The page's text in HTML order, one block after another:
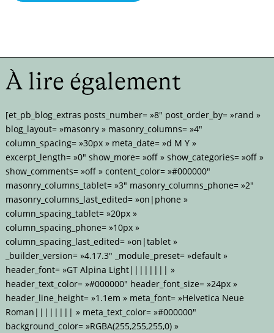
À lire également
[et_pb_blog_extras posts_number= »8″ post_order_by= »rand »
blog_layout= »masonry » masonry_columns= »4″
column_spacing= »30px » meta_date= »d M Y »
excerpt_length= »0″ show_more= »off » show_categories= »off »
show_comments= »off » content_color= »#000000″
masonry_columns_tablet= »3″ masonry_columns_phone= »2″
masonry_columns_last_edited= »on|phone »
column_spacing_tablet= »20px »
column_spacing_phone= »10px »
column_spacing_last_edited= »on|tablet »
_builder_version= »4.17.3″ _module_preset= »default »
header_font= »GT Alpina Light|||||||| »
header_text_color= »#000000″ header_font_size= »24px »
header_line_height= »1.1em » meta_font= »Helvetica Neue
Roman|||||||| » meta_text_color= »#000000″
background_color= »RGBA(255,255,255,0) »